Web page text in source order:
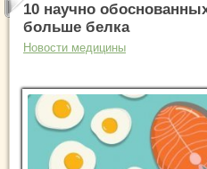
10 научно
больше белка
Новости медицины